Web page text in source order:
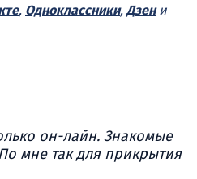
, Одноклассники, Дзени
он-лайн. Знакомые
мне так для прикрытия